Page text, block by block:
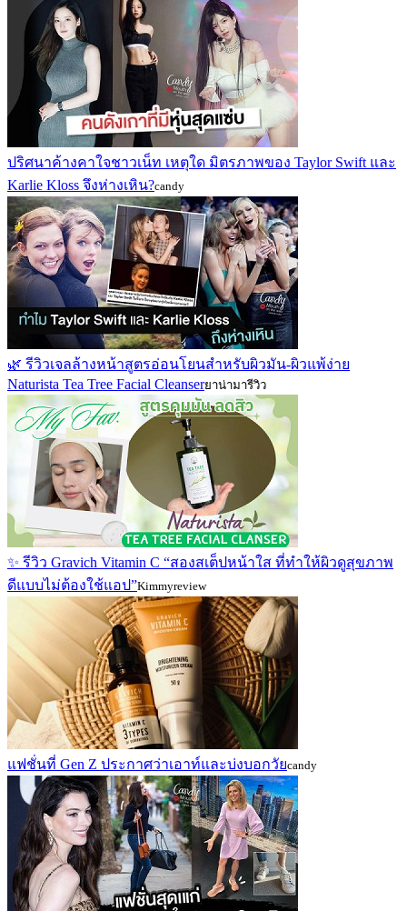
ปริศนาค้างคาใจชาวเน็ท เหตุใด มิตรภาพของ Taylor Swift และ
Karlie Kloss จึงห่างเหิน?candy
🌿 รีวิวเจลล้างหน้าสูตรอ่อนโยนสำหรับผิวมัน-ผิวแพ้ง่าย
Naturista Tea Tree Facial Cleanserยาน่ามารีวิว
✨ รีวิว Gravich Vitamin C “สองสเต็ปหน้าใส ที่ทำให้ผิวดูสุขภาพ
ดีแบบไม่ต้องใช้แอป”Kimmyreview
แฟชั่นที่ Gen Z ประกาศว่าเอาท์และบ่งบอกวัยcandy